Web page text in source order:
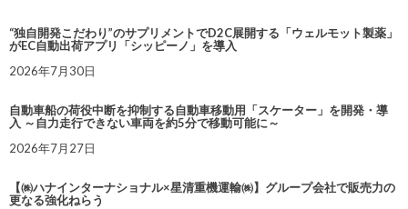
“独自開発こだわり”のサプリメントでD2C展開する「ウェルモット製薬」
がEC自動出荷アプリ「シッピーノ」を導入
2026年7月30日
自動車船の荷役中断を抑制する自動車移動用「スケーター」を開発・導
入 ～自力走行できない車両を約5分で移動可能に～
2026年7月27日
【㈱ハナインターナショナル×星清重機運輸㈱】グループ会社で販売力の
更なる強化ねらう